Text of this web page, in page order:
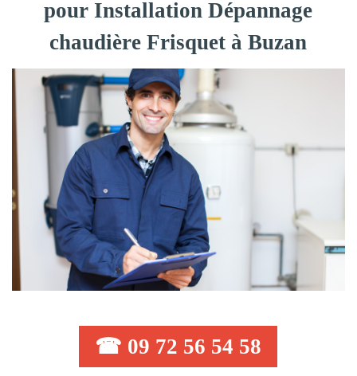
pour Installation Dépannage
chaudière Frisquet à Buzan
☎ 09 72 56 54 58